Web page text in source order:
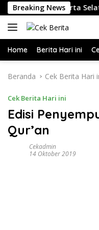
Langsung
ke
konten
Breaking News
Jakarta Selatan
Home Berita Hari ini
Beranda Cek Berita Hari
Cek Berita Hari ini
Edisi
Qur’an
Cekadmin
14 Oktober 2019